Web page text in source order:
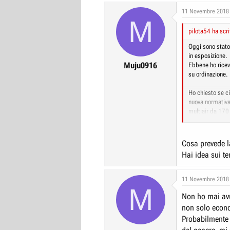
M
Muju0916
11 Novembre 2018
pilota54 ha
Oggi sono
in esposizione.
Ebbene ho
su ordinazione.
Ho chiesto se
nuova
multiair da 170
A questo punto
sappiamo, non
Mi riservo di
normativa.
Cosa prevede
Hai idea sui
M
11 Novembre 2018
Non ho mai
non solo